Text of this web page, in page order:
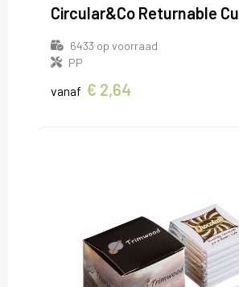
6433 op voorraad
PP
vanaf € 2,64